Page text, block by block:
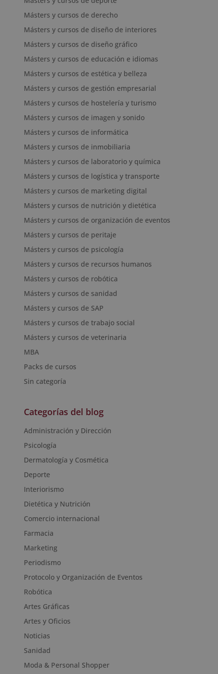
Másters y cursos de derecho
Másters y cursos de diseño de interiores
Másters y cursos de diseño gráfico
Másters y cursos de educación e idiomas
Másters y cursos de estética y belleza
Másters y cursos de gestión empresarial
Másters y cursos de hostelería y turismo
Másters y cursos de imagen y sonido
Másters y cursos de informática
Másters y cursos de inmobiliaria
Másters y cursos de laboratorio y química
Másters y cursos de logística y transporte
Másters y cursos de marketing digital
Másters y cursos de nutrición y dietética
Másters y cursos de organización de eventos
Másters y cursos de peritaje
Másters y cursos de psicología
Másters y cursos de recursos humanos
Másters y cursos de robótica
Másters y cursos de sanidad
Másters y cursos de SAP
Másters y cursos de trabajo social
Másters y cursos de veterinaria
MBA
Packs de cursos
Sin categoría
Categorías del blog
Administración y Dirección
Psicología
Dermatología y Cosmética
Deporte
Interiorismo
Dietética y Nutrición
Comercio internacional
Farmacia
Marketing
Periodismo
Protocolo y Organización de Eventos
Robótica
Artes Gráficas
Artes y Oficios
Noticias
Sanidad
Moda & Personal Shopper